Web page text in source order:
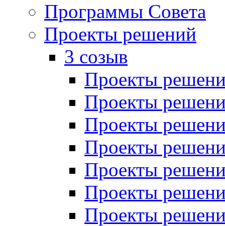
Программы Совета
Проекты решений
3 созыв
Проекты
Проекты
Проекты
Проекты
Проекты
Проекты
Проекты